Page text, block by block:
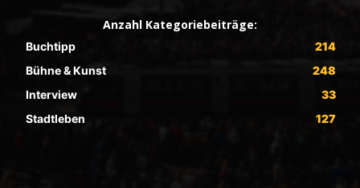
Anzahl Kategoriebeiträge:
Buchtipp
214
Bühne & Kunst
248
Interview
33
Stadtleben
127